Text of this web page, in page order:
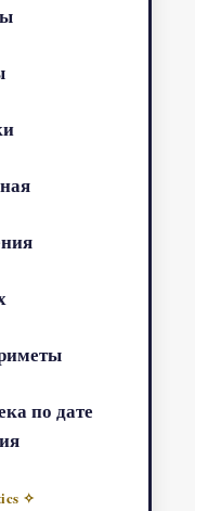
по дате
✧